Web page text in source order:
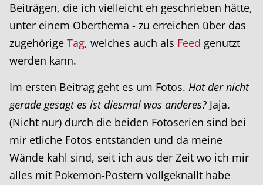
Beiträgen, die ich vielleicht eh geschrieben hätte,
unter einem Oberthema - zu erreichen über das
zugehörige Tag, welches auch als Feed genutzt
werden kann.
Im ersten Beitrag geht es um Fotos. Hat der nicht
gerade gesagt es ist diesmal was anderes? Jaja.
(Nicht nur) durch die beiden Fotoserien sind bei
mir etliche Fotos entstanden und da meine
Wände kahl sind, seit ich aus der Zeit wo ich mir
alles mit Pokemon-Postern vollgeknallt habe